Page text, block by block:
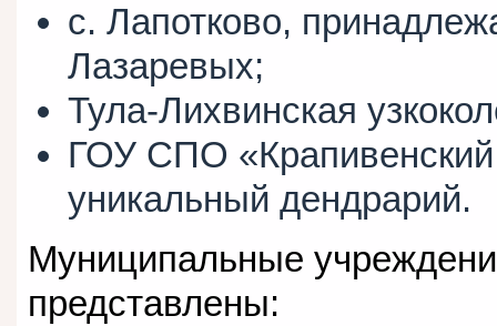
с. Лапотково,
Лазаревых;
Тула-Лихвинская
ГОУ СПО «Крапивенский
уникальный дендрарий.
Муниципальные
представлены: